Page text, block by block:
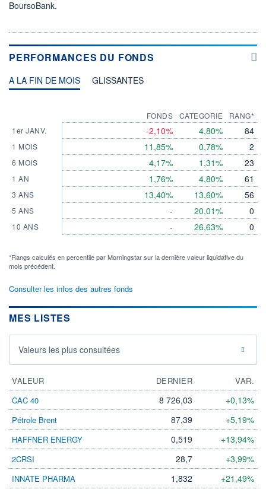
BoursoBank.
PERFORMANCES DU FONDS
A LA FIN DE MOIS GLISSANTES
1er JANV.
1 MOIS
6 MOIS
1 AN
3 ANS
5 ANS
10 ANS
FONDS
-2,10%
11,85%
4,17%
1,76%
13,40%
-
-
CATEGORIE
4,80%
0,78%
1,31%
4,80%
13,60%
20,01%
26,63%
RANG*
84
2
23
61
56
0
0
*Rangs calculés en percentile par Morningstar sur la dernière valeur liquidative du
mois précédent.
Consulter les infos des autres fonds
MES LISTES
Valeurs les plus consultées
VALEUR DERNIER
VAR.
CAC 40
8 726,03 +0,13%
Pétrole Brent 87,39 +5,19%
HAFFNER ENERGY 0,519 +13,94%
2CRSI 28,7 +3,99%
INNATE PHARMA 1,832 +21,49%